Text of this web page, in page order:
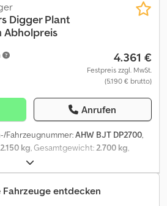
Digger Plant
Abholpreis
4.361 €
Festpreis zzgl. MwSt.
(5.190 € brutto)
Anrufen
Fahrzeugnummer:AHW BJT DP2700,
2.150 kg, Gesamtgewicht:2.700 kg,
, Laderaumbreite:
bei ANHÄNGERWIRTZ
! unverbindliches Beispiel:
Digger Plant 543-2813-27 280x130cm
entdecken